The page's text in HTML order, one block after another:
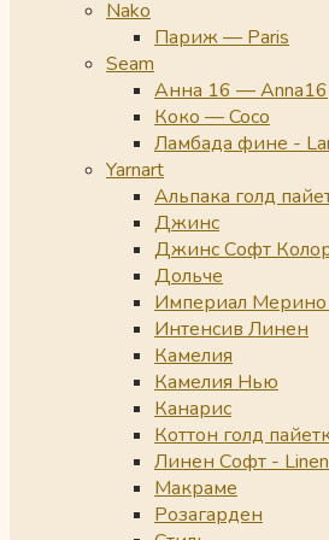
Nako
Париж — Paris
Seam
Анна 16 — Anna16
Коко — Coco
Ламбада фине -
Yarnart
Альпака голд
Джинс
Джинс Софт
Дольче
Империал Мерино
Интенсив Линен
Камелия
Камелия Нью
Канарис
Коттон голд
Линен Софт -
Макраме
Розагарден